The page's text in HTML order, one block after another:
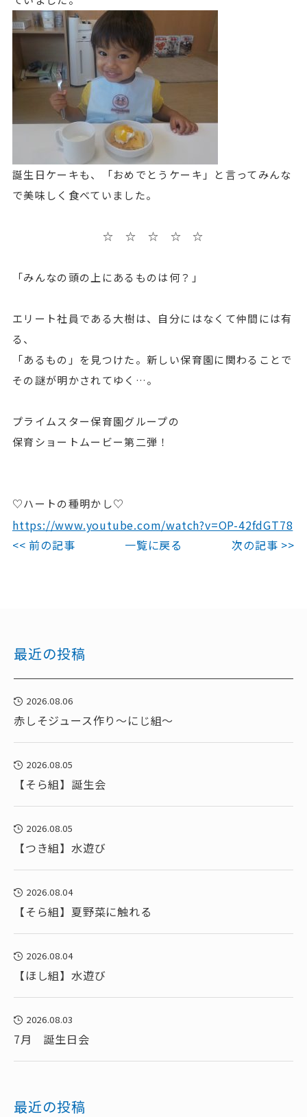
誕生日ケーキも、「おめでとうケーキ」と言ってみんな
で美味しく食べていました。
☆ ☆ ☆ ☆ ☆
「みんなの頭の上にあるものは何？」
エリート社員である大樹は、自分にはなくて仲間には有
る、
「あるもの」を見つけた。新しい保育園に関わることで
その謎が明かされてゆく…。
プライムスター保育園グループの
保育ショートムービー第二弾！
♡ハートの種明かし♡
https://www.youtube.com/watch?v=OP-42fdGT78
<< 前の記事
一覧に戻る 次の記事 >>
最近の投稿
2026.08.06
赤しそジュース作り～にじ組～
2026.08.05
【そら組】誕生会
2026.08.05
【つき組】水遊び
2026.08.04
【そら組】夏野菜に触れる
2026.08.04
【ほし組】水遊び
2026.08.03
7月 誕生日会
最近の投稿